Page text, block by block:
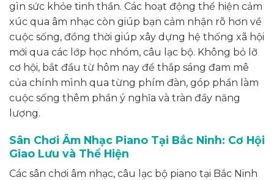
gìn sức khỏe tinh thần. Các hoạt động thể hiện cảm
xúc qua âm nhạc còn giúp bạn cảm nhận rõ hơn về
cuộc sống, đồng thời giúp xây dựng hệ thống xã hội
mới qua các lớp học nhóm, câu lạc bộ. Không bỏ lỡ
cơ hội, bắt đầu từ hôm nay để thắp sáng đam mê
của chính mình qua từng phím đàn, góp phần làm
cuộc sống thêm phần ý nghĩa và tràn đầy năng
lượng.
Sân Chơi Âm Nhạc Piano Tại Bắc Ninh: Cơ Hội
Giao Lưu và Thể Hiện
Các sân chơi âm nhạc, câu lạc bộ piano tại Bắc Ninh